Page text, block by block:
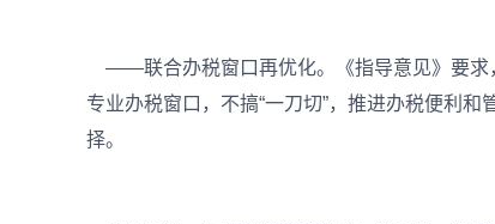
——联合办税窗口再优化。《指导意见》要求
专业办税窗口，不搞“一刀切”，推进办税便利
择。